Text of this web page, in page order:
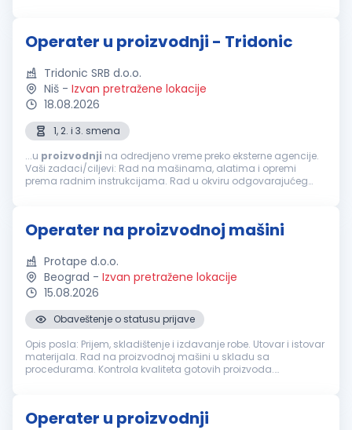
Operater u proizvodnji - Tridonic
Tridonic SRB d.o.o.
Niš - Izvan pretražene lokacije
18.08.2026
1, 2. i 3. smena
...u proizvodnji na odredjeno vreme preko eksterne agencije.
Vaši zadaci/ciljevi: Rad na mašinama, alatima i opremi
prema radnim instrukcijama. Rad u okviru odgovarajućeg
Operater na proizvodnoj mašini
Protape d.o.o.
Beograd - Izvan pretražene lokacije
15.08.2026
Obaveštenje o statusu prijave
Opis posla: Prijem, skladištenje i izdavanje robe. Utovar i istovar
materijala. Rad na proizvodnoj mašini u skladu sa
procedurama. Kontrola kvaliteta gotovih proizvoda.
Operater u proizvodnji